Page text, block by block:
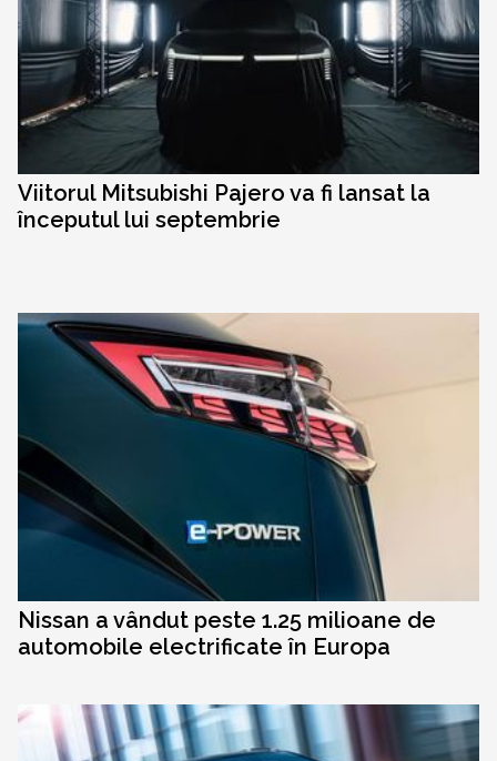
Viitorul Mitsubishi Pajero va fi lansat la
începutul lui septembrie
Nissan a vândut peste 1.25 milioane de
automobile electrificate în Europa